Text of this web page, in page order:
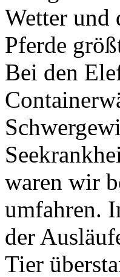
Wetter und
Pferde
Bei den
waren wir
umfahren.
der
Tier